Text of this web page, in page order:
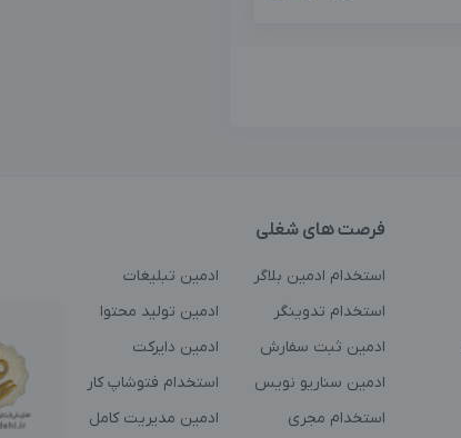
فرصت های شغلی
استخدام ادمین بلاگر
ادمین تبلیغات
استخدام تدوینگر
ادمین تولید محتوا
ادمین ثبت سفارش
ادمین دایرکت
ادمین سناریو نویس
استخدام فتوشاپ کار
استخدام مجری
ادمین مدیریت کامل